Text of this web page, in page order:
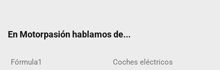
En Motorpasión hablamos de...
Fórmula1 Coches eléctricos